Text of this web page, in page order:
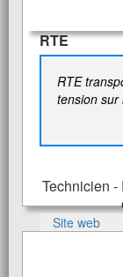
RTE
RTE
tension sur
Technicien
Site web